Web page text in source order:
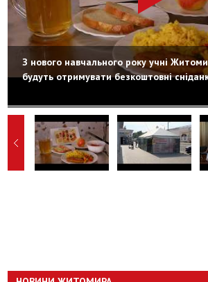
З нового навчального року учні
будуть отримувати безкоштовні